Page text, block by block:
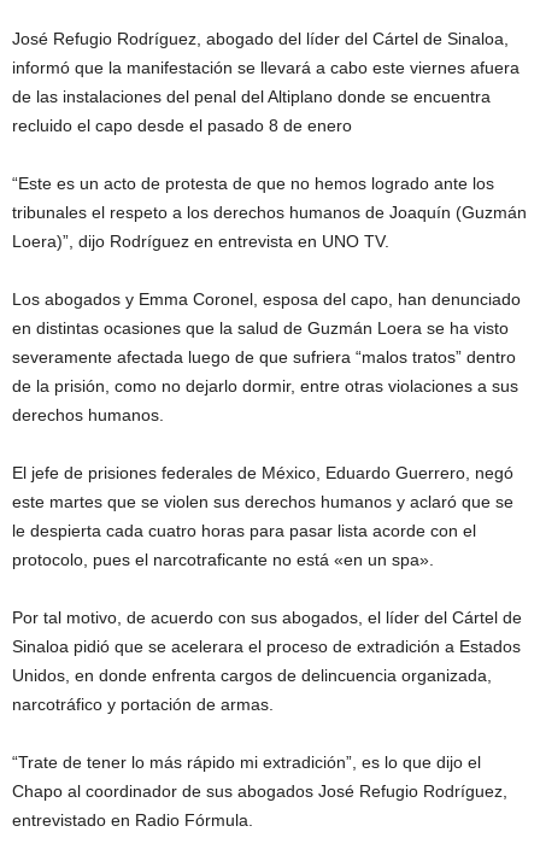
José Refugio Rodríguez, abogado del líder del Cártel de Sinaloa,
informó que la manifestación se llevará a cabo este viernes afuera
de las instalaciones del penal del Altiplano donde se encuentra
recluido el capo desde el pasado 8 de enero
“Este es un acto de protesta de que no hemos logrado ante los
tribunales el respeto a los derechos humanos de Joaquín (Guzmán
Loera)”, dijo Rodríguez en entrevista en UNO TV.
Los abogados y Emma Coronel, esposa del capo, han denunciado
en distintas ocasiones que la salud de Guzmán Loera se ha visto
severamente afectada luego de que sufriera “malos tratos” dentro
de la prisión, como no dejarlo dormir, entre otras violaciones a sus
derechos humanos.
El jefe de prisiones federales de México, Eduardo Guerrero, negó
este martes que se violen sus derechos humanos y aclaró que se
le despierta cada cuatro horas para pasar lista acorde con el
protocolo, pues el narcotraficante no está «en un spa».
Por tal motivo, de acuerdo con sus abogados, el líder del Cártel de
Sinaloa pidió que se acelerara el proceso de extradición a Estados
Unidos, en donde enfrenta cargos de delincuencia organizada,
narcotráfico y portación de armas.
“Trate de tener lo más rápido mi extradición”, es lo que dijo el
Chapo al coordinador de sus abogados José Refugio Rodríguez,
entrevistado en Radio Fórmula.